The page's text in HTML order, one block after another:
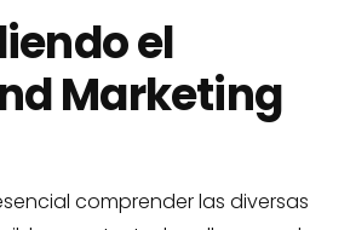
el
Marketing
comprender las diversas